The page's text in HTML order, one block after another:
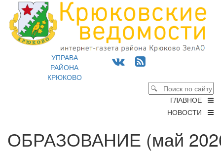
УПРАВА
РАЙОНА
КРЮКОВО
ГЛАВНОЕ
НОВОСТИ
ОБРАЗОВАНИЕ (май